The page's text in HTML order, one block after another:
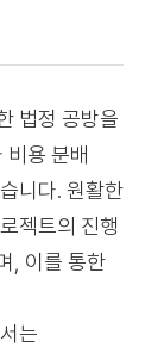
법정 공방을
비용 분배
니다. 원활한
젝트의 진행
, 이를 통한
는